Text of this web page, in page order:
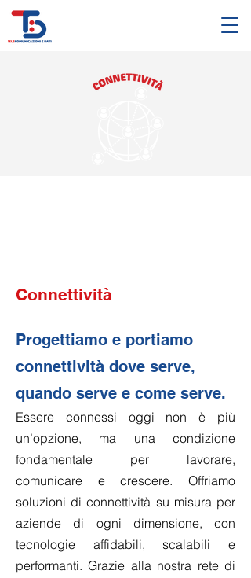
Connettività
Progettiamo e portiamo
connettività dove serve,
quando serve e come serve.
Essere connessi oggi non è più
un’opzione, ma una condizione
fondamentale per lavorare,
comunicare e crescere. Offriamo
soluzioni di connettività su misura per
aziende di ogni dimensione, con
tecnologie affidabili, scalabili e
performanti. Grazie alla nostra rete di